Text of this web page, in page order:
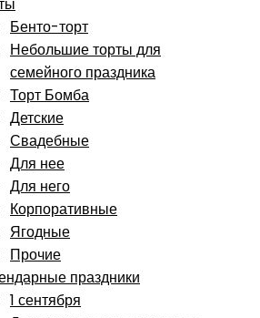
Бенто-торт
Небольшие торты для
семейного праздника
Торт Бомба
Детские
Свадебные
Для нее
Для него
Корпоративные
Ягодные
Прочие
праздники
1 сентября